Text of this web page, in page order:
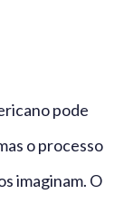
pode
o processo
imaginam. O